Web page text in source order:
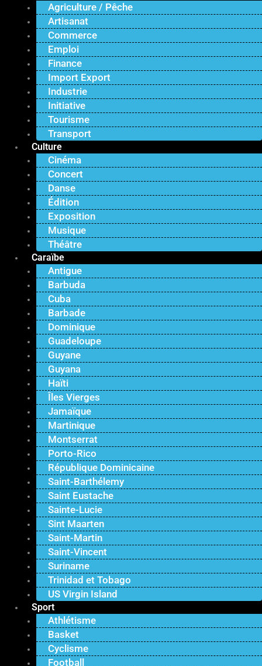
Agriculture / Pêche
Artisanat
Commerce
Emploi
Finance
Import Export
Industrie
Initiative
Tourisme
Transport
Culture
Cinéma
Concert
Danse
Édition
Exposition
Musique
Théâtre
Caraïbe
Antigue
Barbuda
Cuba
Barbade
Dominique
Guadeloupe
Guyane
Guyana
Haïti
Îles Vierges
Jamaïque
Martinique
Montserrat
Porto-Rico
République Dominicaine
Saint-Barthélemy
Saint Eustache
Sainte-Lucie
Sint Maarten
Saint-Martin
Saint-Vincent
Suriname
Trinidad et Tobago
US Virgin Island
Sport
Athlétisme
Basket
Cyclisme
Football